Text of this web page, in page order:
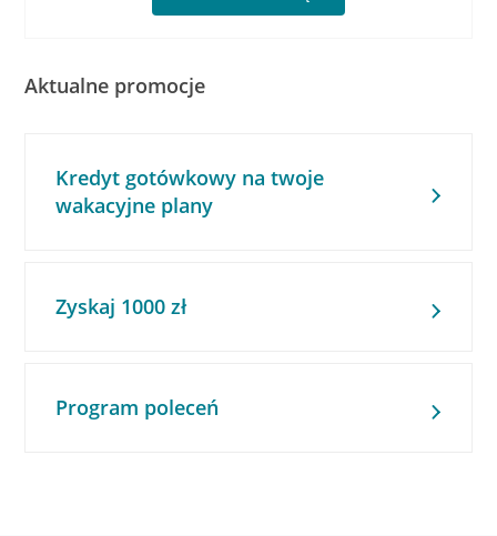
Aktualne promocje
Kredyt gotówkowy na twoje
wakacyjne plany
Zyskaj 1000 zł
Program poleceń